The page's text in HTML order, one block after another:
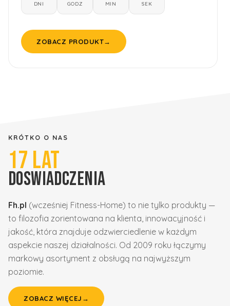
DNI GODZ MIN SEK
ZOBACZ PRODUKT→
KRÓTKO O NAS
17 LAT
DOSWIADCZENIA
Fh.pl (wcześniej Fitness-Home) to nie tylko produkty —
to filozofia zorientowana na klienta, innowacyjność i
jakość, która znajduje odzwierciedlenie w każdym
aspekcie naszej działalności. Od 2009 roku łączymy
markowy asortyment z obsługą na najwyższym
poziomie.
ZOBACZ WIĘCEJ →